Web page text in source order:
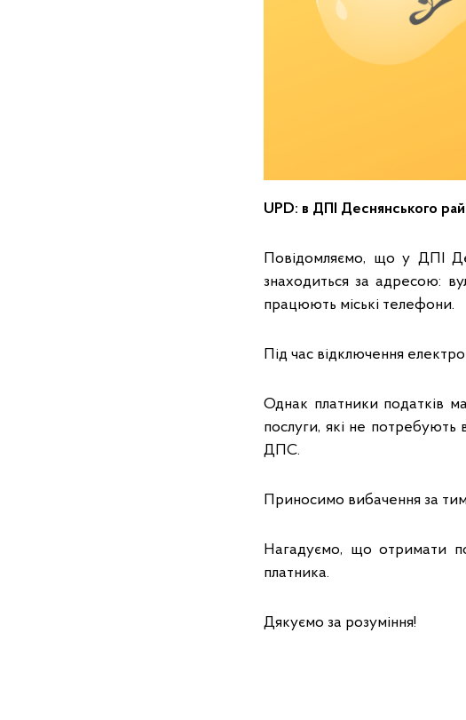
UPD: в ДПІ Деснянського
Повідомляємо, що у ДПІ
знаходиться за адресою:
працюють міські телефони.
Під час відключення
Однак платники податків
послуги, які не потребують
ДПС.
Приносимо вибачення за
Нагадуємо, що отримати
платника.
Дякуємо за розуміння!